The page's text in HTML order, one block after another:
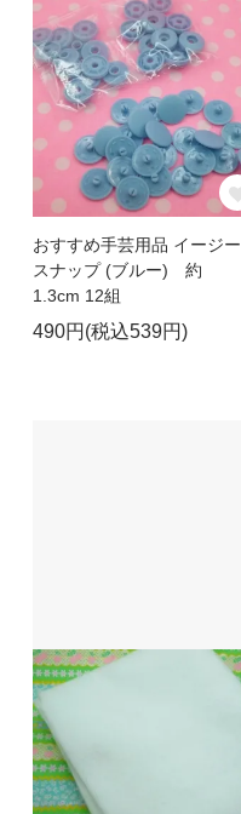
おすすめ手芸用品 イージー
スナップ (ブルー) 約
1.3cm 12組
490円(税込539円)